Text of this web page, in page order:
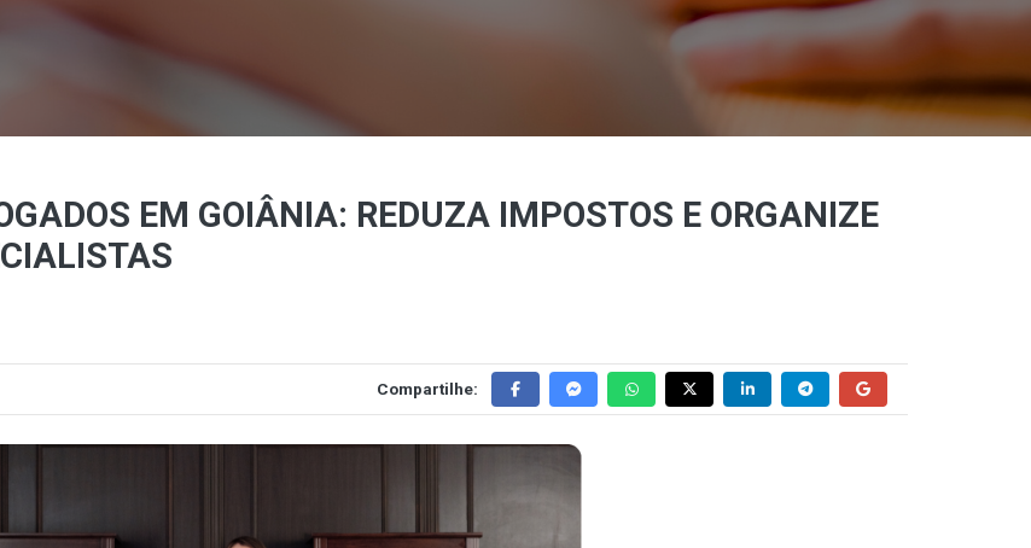
EM GOIÂNIA: REDUZA IMPOSTOS E ORGANIZE
Compartilhe: